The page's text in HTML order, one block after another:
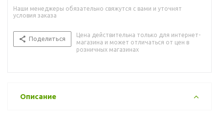
Наши менеджеры обязательно свяжутся с вами и уточнят
условия заказа
Поделиться
Цена действительна только для интернет-
магазина и может отличаться от цен в
розничных магазинах
Описание